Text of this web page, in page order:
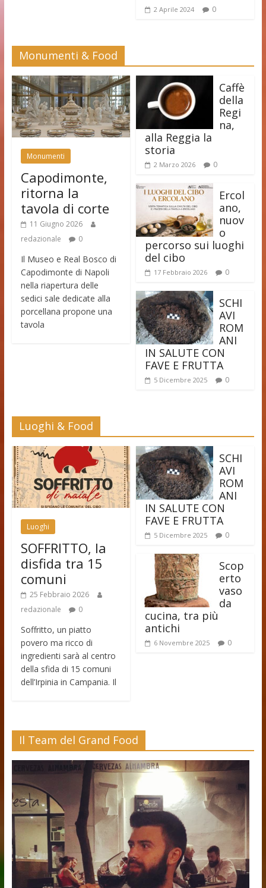
2 Aprile 2024 0
Monumenti & Food
Monumenti
Capodimonte,
ritorna la
tavola di corte
11 Giugno 2026
redazionale
0
Il Museo e Real Bosco di
Capodimonte di Napoli
nella riapertura delle
sedici sale dedicate alla
porcellana propone una
tavola
Caffè
della
Regi
na,
alla Reggia la
storia
2 Marzo 2026 0
Ercol
ano,
nuov
o
percorso sui luoghi
del cibo
17 Febbraio 2026 0
SCHI
AVI
ROM
ANI
IN SALUTE CON
FAVE E FRUTTA
5 Dicembre 2025 0
Luoghi & Food
Luoghi
SOFFRITTO, la
disfida tra 15
comuni
25 Febbraio 2026
redazionale
0
Soffritto, un piatto
povero ma ricco di
ingredienti sarà al centro
della sfida di 15 comuni
dell’Irpinia in Campania. Il
SCHI
AVI
ROM
ANI
IN SALUTE CON
FAVE E FRUTTA
5 Dicembre 2025 0
Scop
erto
vaso
da
cucina, tra più
antichi
6 Novembre 2025 0
Il Team del Grand Food